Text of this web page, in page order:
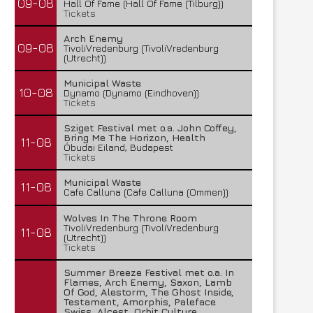
09-08
Hall Of Fame (Hall Of Fame (Tilburg))
Tickets
09-08
Arch Enemy
TivoliVredenburg (TivoliVredenburg
(Utrecht))
10-08
Municipal Waste
Dynamo (Dynamo (Eindhoven))
Tickets
11-08
Sziget Festival met o.a. John Coffey,
Bring Me The Horizon, Health
Óbudai Eiland, Budapest
Tickets
11-08
Municipal Waste
Cafe Calluna (Cafe Calluna (Ommen))
11-08
Wolves In The Throne Room
TivoliVredenburg (TivoliVredenburg
(Utrecht))
Tickets
Summer Breeze Festival met o.a. In
Flames, Arch Enemy, Saxon, Lamb
Of God, Alestorm, The Ghost Inside,
Testament, Amorphis, Paleface